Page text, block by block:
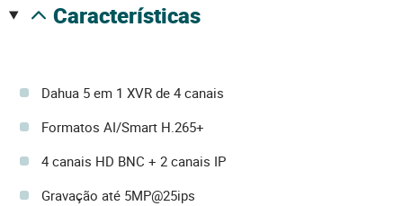
características
Dahua 5 em 1 XVR de 4 canais
Formatos AI/Smart H.265+
4 canais HD BNC + 2 canais IP
Gravação até 5MP@25ips